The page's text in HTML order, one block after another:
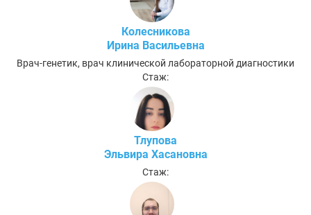
Колесникова
Ирина Васильевна
Врач-генетик, врач клинической лабораторной диагностики
Стаж:
Тлупова
Эльвира Хасановна
Стаж: